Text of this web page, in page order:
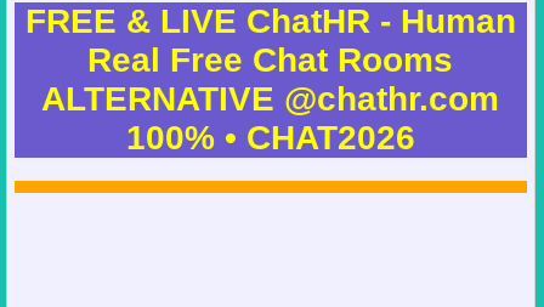
FREE & LIVE ChatHR - Human
Real Free Chat Rooms
ALTERNATIVE @chathr.com
100% • CHAT2026